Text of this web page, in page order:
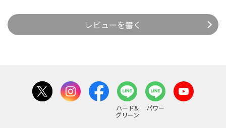
レビューを書く
ハード&
グリーン
パワー